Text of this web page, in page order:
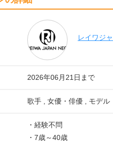
レイワジ
2026年06月21日まで
歌手 , 女優・俳優 , モデル
・経験不問
・7歳～40歳